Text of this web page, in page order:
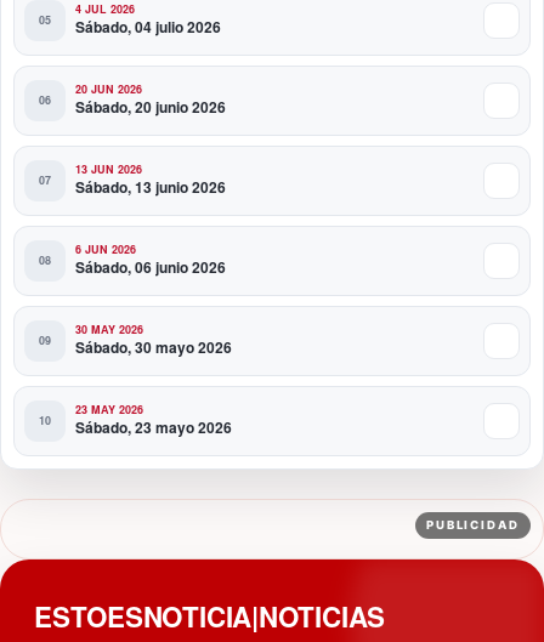
4 JUL 2026
Sábado, 04 julio 2026
20 JUN 2026
Sábado, 20 junio 2026
13 JUN 2026
Sábado, 13 junio 2026
6 JUN 2026
Sábado, 06 junio 2026
30 MAY 2026
Sábado, 30 mayo 2026
23 MAY 2026
Sábado, 23 mayo 2026
PUBLICIDAD
ESTOESNOTICIA|NOTICIAS